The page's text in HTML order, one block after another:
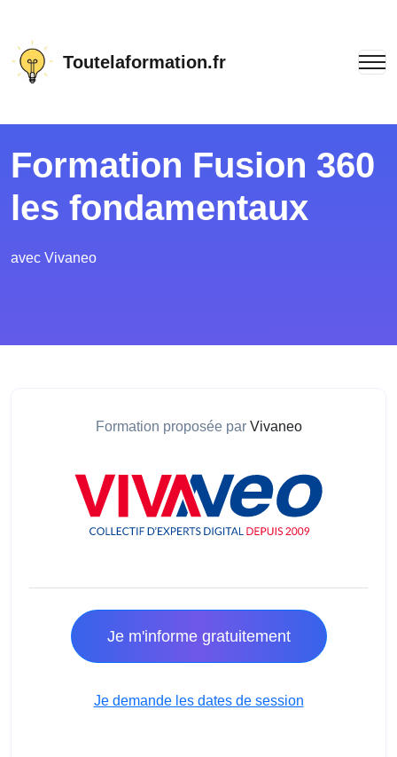
Toutelaformation.fr
Formation Fusion 360
les fondamentaux
avec Vivaneo
Formation proposée par Vivaneo
Je m'informe gratuitement
Je demande les dates de session